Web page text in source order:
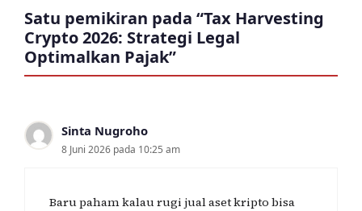
Satu pemikiran pada “Tax Harvesting
Crypto 2026: Strategi Legal
Optimalkan Pajak”
Sinta Nugroho
8 Juni 2026 pada 10:25 am
Baru paham kalau rugi jual aset kripto bisa